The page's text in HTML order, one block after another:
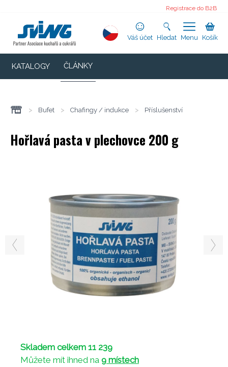
Registrace do B2B
Váš účet Hledat Menu Košík
KATALOGY ČLÁNKY
> Bufet > Chafingy / indukce > Příslušenství
Hořlavá pasta v plechovce 200 g
Skladem celkem 11 239
Můžete mít ihned na 9 místech